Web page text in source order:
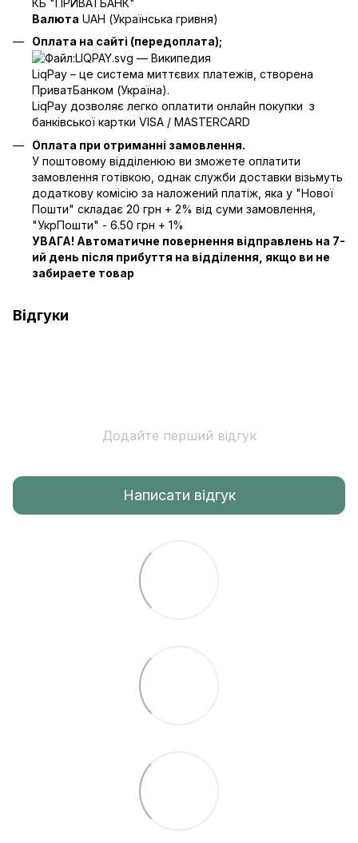
Валюта UAH (Українська гривня)
Оплата на сайті (передоплата);
LiqPay – це система миттєвих платежів, створена
ПриватБанком (Україна).
LiqPay дозволяє легко оплатити онлайн покупки з
банківської картки VISA / MASTERCARD
Оплата при отриманні замовлення.
У поштовому відділенюю ви зможете оплатити
замовлення готівкою, однак служби доставки візьмуть
додаткову комісію за наложений платіж, яка у "Нової
Пошти" складає 20 грн + 2% від суми замовлення,
"УкрПошти" - 6.50 грн + 1%
УВАГА! Автоматичне повернення відправлень на 7-
ий день після прибуття на відділення, якщо ви не
забираете товар
Відгуки
Додайте перший відгук
Написати відгук